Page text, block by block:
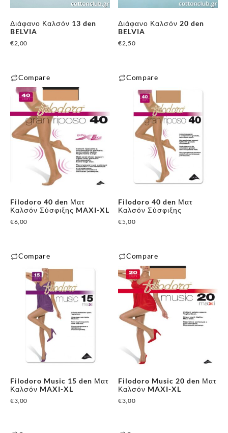
Διάφανο Καλσόν 13 den
BELVIA
€2,00
Compare
Διάφανο Καλσόν 20 den
BELVIA
€2,50
Compare
Filodoro 40 den Ματ
Καλσόν Σύσφιξης MAXI-XL
€6,00
Compare
Filodoro 40 den Ματ
Καλσόν Σύσφιξης
€5,00
Compare
Filodoro Music 15 den Ματ
Καλσόν MAXI-XL
€3,00
Filodoro Music 20 den Ματ
Καλσόν MAXI-XL
€3,00